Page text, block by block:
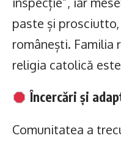
paste și
românești. Familia
religia catolică
Încercări și
Comunitatea a